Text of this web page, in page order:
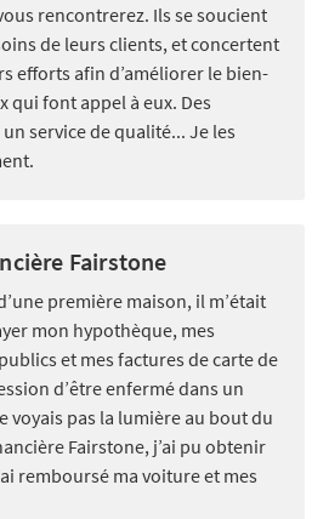
rencontrerez. Ils se soucient
de leurs clients, et concertent
efforts afin d’améliorer le bien-
qui font appel à eux. Des
service de qualité... Je les
Fairstone
première maison, il m’était
mon hypothèque, mes
et mes factures de carte de
d’être enfermé dans un
voyais pas la lumière au bout du
Fairstone, j’ai pu obtenir
remboursé ma voiture et mes